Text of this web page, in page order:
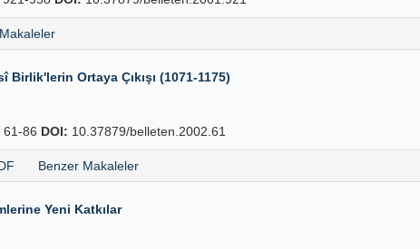
Ortaya Çıkışı (1071-1175)
61-86 DOI: 10.37879/belleten.2002.61
Benzer Makaleler
Yeni Katkılar